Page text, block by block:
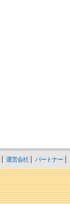
運営会社 パートナー